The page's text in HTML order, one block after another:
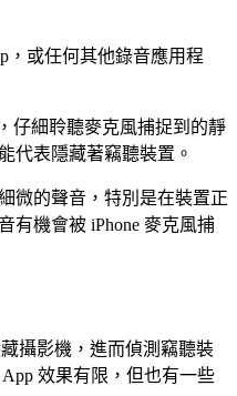
，或任何其他錄音應用程
仔細聆聽麥克風捕捉到的靜
代表隱藏著竊聽裝置。
微的聲音，特別是在裝置正
有機會被 iPhone 麥克風捕
攝影機，進而偵測竊聽裝
效果有限，但也有一些